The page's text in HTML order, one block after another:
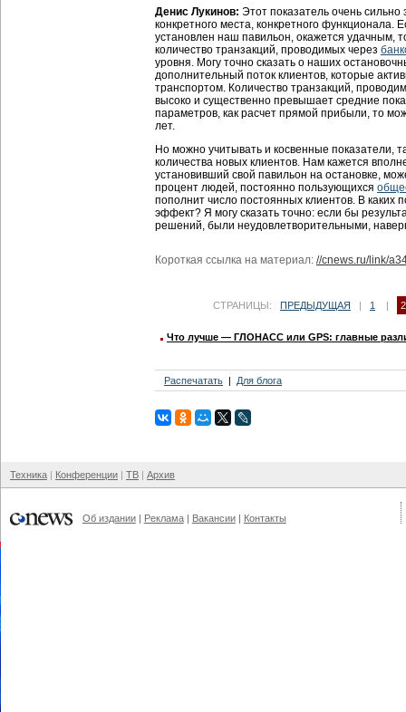
Денис Лукинов: Этот показатель очень сильно
конкретного места, конкретного функционала.
установлен наш павильон, окажется удачным,
количество транзакций, проводимых через
уровня. Могу точно сказать о наших
дополнительный поток клиентов, которые
транспортом. Количество транзакций,
высоко и существенно превышает средние
параметров, как расчет прямой прибыли, то
лет.
Но можно учитывать и косвенные показатели,
количества новых клиентов. Нам кажется
установивший свой павильон на остановке,
процент людей, постоянно пользующихся
пополнит число постоянных клиентов. В каких
эффект? Я могу сказать точно: если бы
решений, были неудовлетворительными,
Короткая ссылка на материал: //cnews.ru/link/
СТРАНИЦЫ: ПРЕДЫДУЩАЯ | 1 | 2
Что лучше — ГЛОНАСС или GPS: главные
Распечатать Для блога
Техника Конференции ТВ Архив
Об издании Реклама Вакансии Контакты